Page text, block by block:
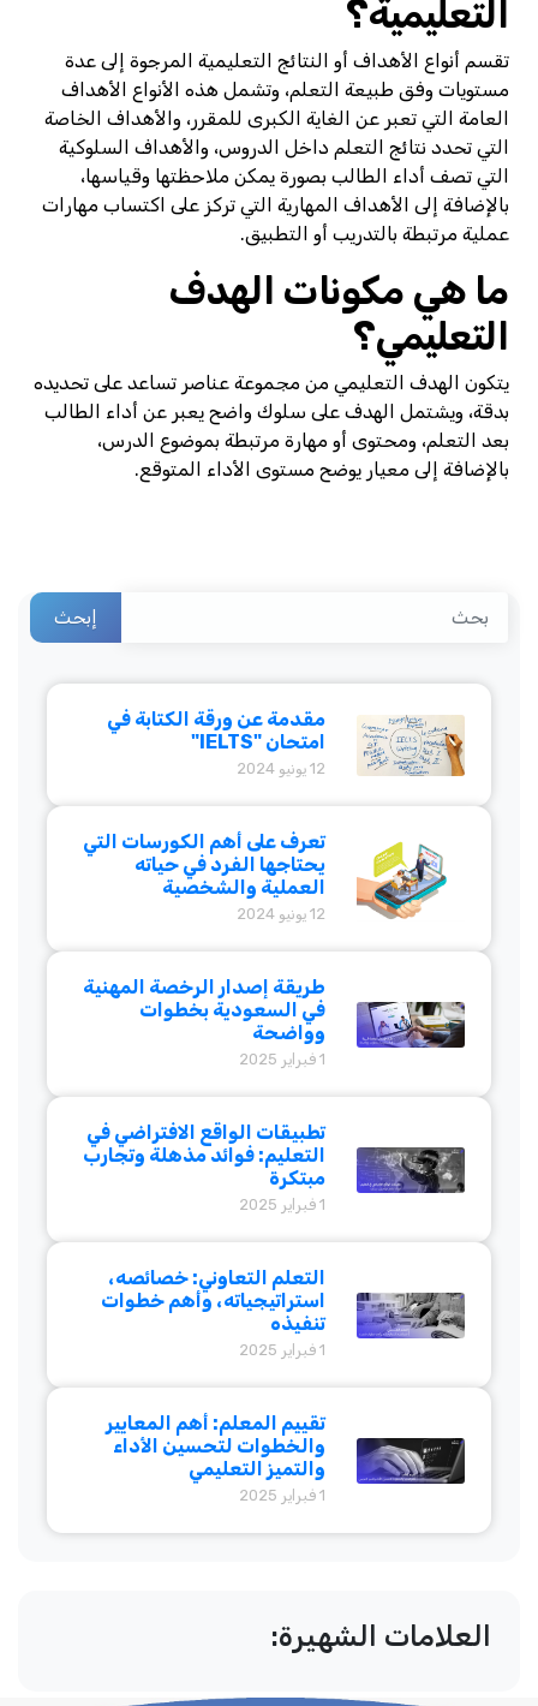
التعليمية؟
تقسم أنواع الأهداف أو النتائج التعليمية المرجوة إلى عدة
مستويات وفق طبيعة التعلم، وتشمل هذه الأنواع الأهداف
العامة التي تعبر عن الغاية الكبرى للمقرر، والأهداف الخاصة
التي تحدد نتائج التعلم داخل الدروس، والأهداف السلوكية
التي تصف أداء الطالب بصورة يمكن ملاحظتها وقياسها،
بالإضافة إلى الأهداف المهارية التي تركز على اكتساب مهارات
عملية مرتبطة بالتدريب أو التطبيق.
ما هي مكونات الهدف
التعليمي؟
يتكون الهدف التعليمي من مجموعة عناصر تساعد على تحديده
بدقة، ويشتمل الهدف على سلوك واضح يعبر عن أداء الطالب
بعد التعلم، ومحتوى أو مهارة مرتبطة بموضوع الدرس،
بالإضافة إلى معيار يوضح مستوى الأداء المتوقع.
إبحث
مقدمة عن ورقة الكتابة في
امتحان "IELTS"
12 يونيو 2024
تعرف على أهم الكورسات التي
يحتاجها الفرد في حياته
العملية والشخصية
12 يونيو 2024
طريقة إصدار الرخصة المهنية
في السعودية بخطوات
وواضحة
1 فبراير 2025
تطبيقات الواقع الافتراضي في
التعليم: فوائد مذهلة وتجارب
مبتكرة
1 فبراير 2025
التعلم التعاوني: خصائصه،
استراتيجياته، وأهم خطوات
تنفيذه
1 فبراير 2025
تقييم المعلم: أهم المعايير
والخطوات لتحسين الأداء
والتميز التعليمي
1 فبراير 2025
العلامات الشهيرة: